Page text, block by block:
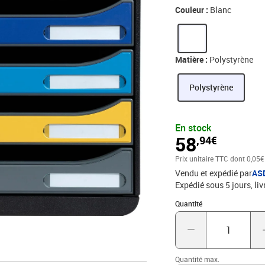
sur l'écologie, Bee Blue
à élastiques 24x32cm
résistant, ultra rigide
assurent la stabilité
l'environnement, ce
déchets ménagers et
Couleur : Blanc
Matière : Polystyrène
Polystyrène
En stock
58,94€
Prix unitaire TTCdont
Vendu et expédié par
Expédié sous 5 jours
Quantité
Quantité : 1
Quantité max.